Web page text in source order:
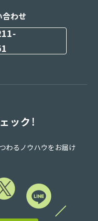
わせ
ック！
わるノウハウをお届け